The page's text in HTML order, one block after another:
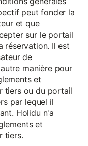
peut fonder la
et que
sur le portail
réservation. Il est
de
manière pour
et
tiers ou du portail
par lequel il
Holidu n'a
et
tiers.